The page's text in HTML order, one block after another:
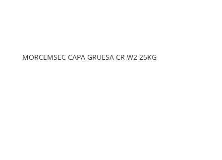
MORCEMSEC CAPA GRUESA CR W2 25KG